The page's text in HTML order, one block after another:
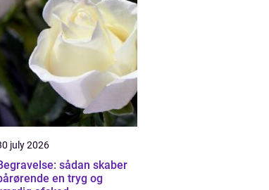
july 2026
sådan skaber
en tryg og